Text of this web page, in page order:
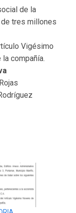
de la
de tres millones
Vigésimo
compañía.